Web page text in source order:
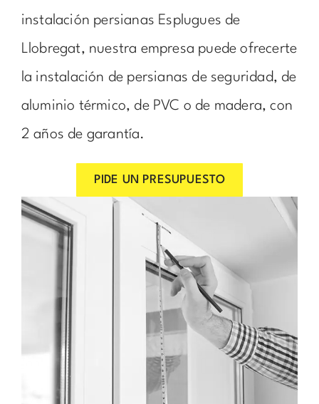
instalación persianas Esplugues de
Llobregat, nuestra empresa puede ofrecerte
la instalación de persianas de seguridad, de
aluminio térmico, de PVC o de madera, con
2 años de garantía.
PIDE UN PRESUPUESTO